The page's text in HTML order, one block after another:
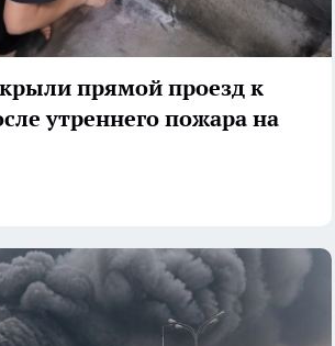
прямой проезд к
утреннего пожара на